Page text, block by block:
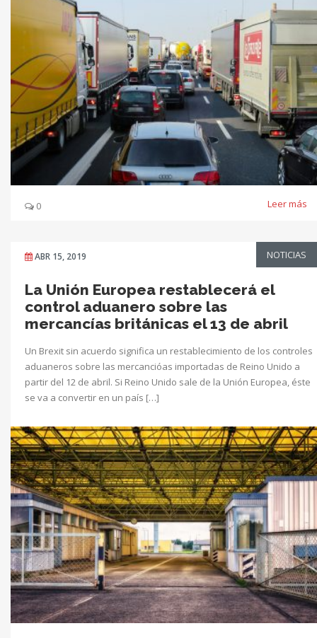
0 Leer más
ABR 15, 2019 NOTICIAS
La Unión Europea restablecerá el
control aduanero sobre las
mercancías británicas el 13 de abril
Un Brexit sin acuerdo significa un restablecimiento de los controles
aduaneros sobre las mercancióas importadas de Reino Unido a
partir del 12 de abril. Si Reino Unido sale de la Unión Europea, éste
se va a convertir en un país […]